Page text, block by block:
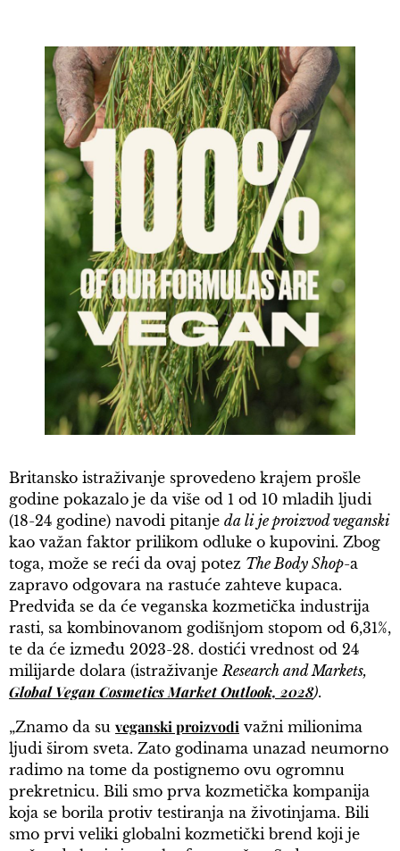
Britansko istraživanje sprovedeno krajem prošle
godine pokazalo je da više od 1 od 10 mladih ljudi
(18-24 godine) navodi pitanje da li je proizvod veganski
kao važan faktor prilikom odluke o kupovini. Zbog
toga, može se reći da ovaj potez The Body Shop-a
zapravo odgovara na rastuće zahteve kupaca.
Predviđa se da će veganska kozmetička industrija
rasti, sa kombinovanom godišnjom stopom od 6,31%,
te da će između 2023-28. dostići vrednost od 24
milijarde dolara (istraživanjeResearch and Markets,
Global Vegan Cosmetics Market Outlook, 2028).
„Znamo da su veganski proizvodi važni milionima
ljudi širom sveta. Zato godinama unazad neumorno
radimo na tome da postignemo ovu ogromnu
prekretnicu. Bili smo prva kozmetička kompanija
koja se borila protiv testiranja na životinjama. Bili
smo prvi veliki globalni kozmetički brend koji je